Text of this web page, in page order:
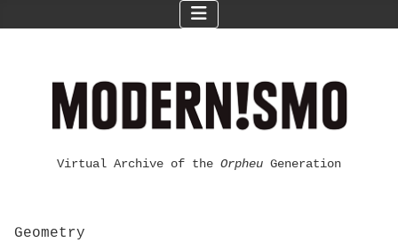
Virtual Archive of the Orpheu Generation
Geometry